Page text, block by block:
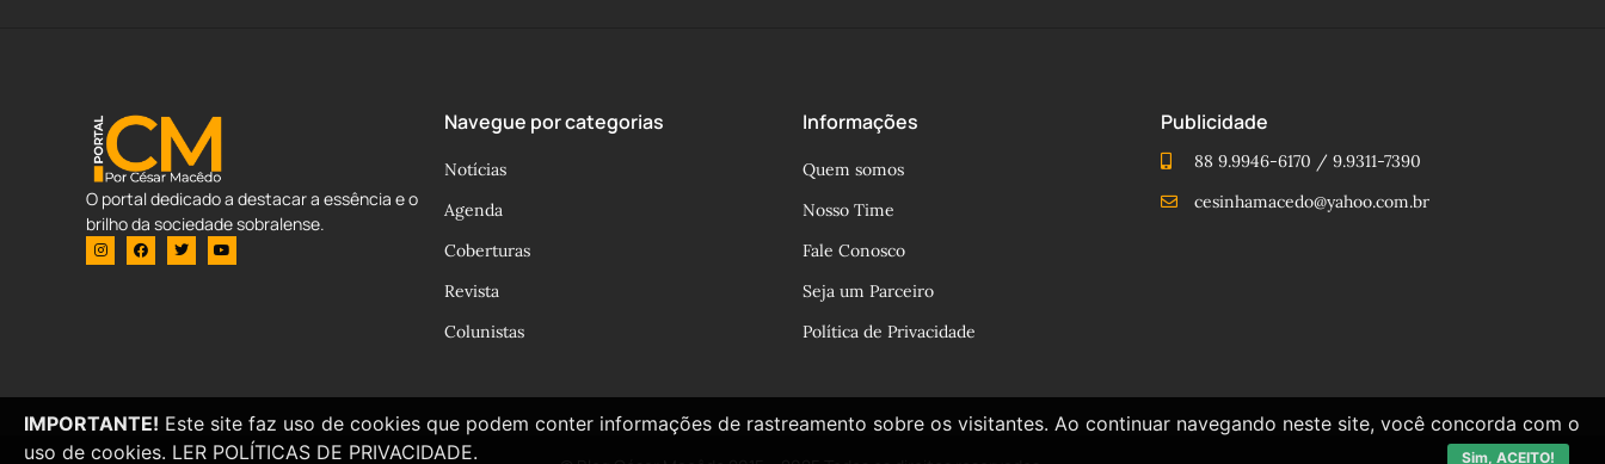
O portal dedicado a destacar a essência e o
brilho da sociedade sobralense.
Navegue por categorias
Notícias
Agenda
Coberturas
Revista
Colunistas
Informações
Quem somos
Nosso Time
Fale Conosco
Seja um Parceiro
Política de Privacidade
Publicidade
88 9.9946-6170 / 9.9311-7390
cesinhamacedo@yahoo.com.br
IMPORTANTE! Este site faz uso de cookies que podem conter informações de rastreamento sobre os visitantes. Ao continuar navegando neste site, você concorda com o
uso de cookies. LER POLÍTICAS DE PRIVACIDADE. Sim, ACEITO!